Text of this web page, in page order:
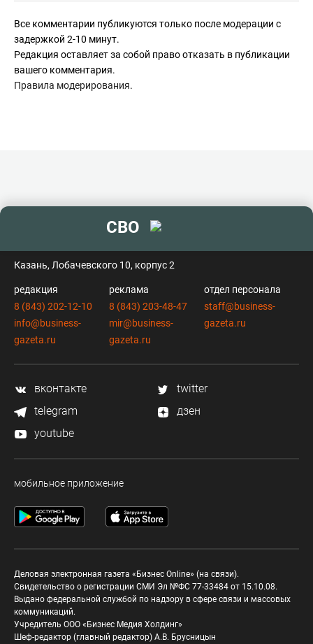
Все комментарии публикуются только после модерации с
задержкой 2-10 минут.
Редакция оставляет за собой право отказать в публикации
вашего комментария.
Правила модерирования.
СВО
Казань, Лобачевского 10, корпус 2
редакция
8 (843) 202-12-10
info@business-
gazeta.ru
реклама
8 (843) 203-48-47
mir@business-
gazeta.ru
отдел персонала
staff@business-
gazeta.ru
вконтакте
twitter
telegram
дзен
youtube
мобильное приложение
Деловая электронная газета «Бизнес Online» (на связи).
Свидетельство о регистрации СМИ Эл №ФС 77-33484 от 15.10.08.
Выдано федеральной службой по надзору в сфере связи и массовых
коммуникаций.
Учредитель ООО «Бизнес Медия Холдинг»
Шеф-редактор (главный редактор) А.В. Брусницын